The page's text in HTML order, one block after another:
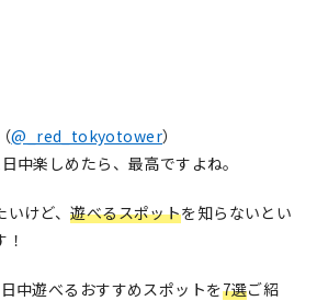
@_red_tokyotower）
中楽しめたら、最高ですよね。
いけど、遊べるスポットを知らないとい
中遊べるおすすめスポットを7選ご紹